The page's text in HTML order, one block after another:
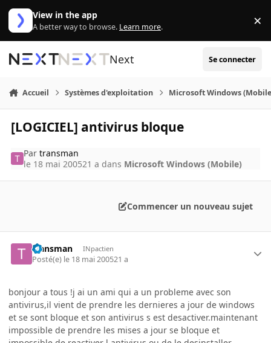
Aller au contenu
View in the app
A better way to browse. Learn more. ×
Next Se connecter
Accueil Systèmes d'exploitation Microsoft Windows
[LOGICIEL] antivirus bloque
Partransman
le 18 mai 200521 a dans Microsoft Windows (Mobile)
Commencer un nouveau sujet
transman INpactien
Posté(e) le 18 mai 200521 a
bonjour a tous !j ai un ami qui a un probleme avec son
antivirus,il vient de prendre les dernieres a jour de windows
et se sont bloque et son antivirus s est desactiver.maintenant
impossible de prendre les mises a jour se bloque et